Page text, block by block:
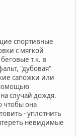
спортивные
с мягкой
т.к. в
"дубовая"
сапожки или
случай дождя.
чтобы она
- уплотнить
невидимые